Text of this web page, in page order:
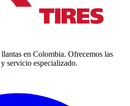
en Colombia. Ofrecemos las
servicio especializado.